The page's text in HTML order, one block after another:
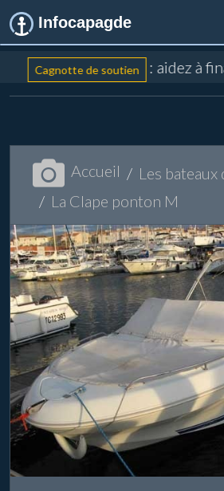
Infocapagde
Cagnotte de soutien : aidez à
Accueil
Les bateaux
La Clape ponton M